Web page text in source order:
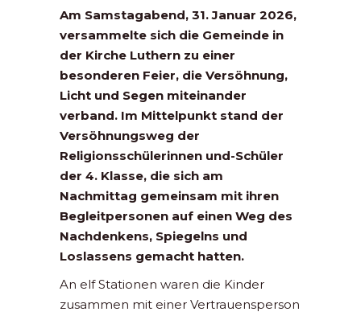
Am Samstagabend, 31. Januar 2026,
versammelte sich die Gemeinde in
der Kirche Luthern zu einer
besonderen Feier, die Versöhnung,
Licht und Segen miteinander
verband. Im Mittelpunkt stand der
Versöhnungsweg der
Religionsschülerinnen und-Schüler
der 4. Klasse, die sich am
Nachmittag gemeinsam mit ihren
Begleitpersonen auf einen Weg des
Nachdenkens, Spiegelns und
Loslassens gemacht hatten.
An elf Stationen waren die Kinder
zusammen mit einer Vertrauensperson